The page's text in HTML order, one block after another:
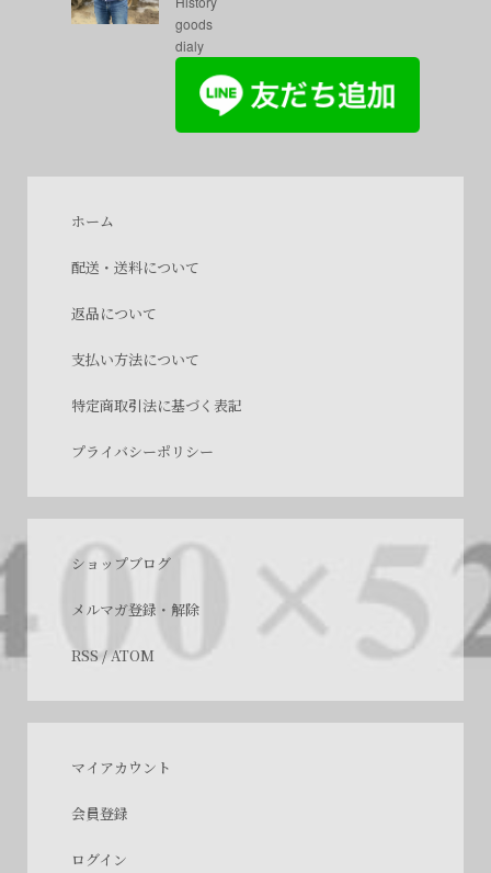
goods
dialy
ホーム
配送・送料について
返品について
支払い方法について
特定商取引法に基づく表記
プライバシーポリシー
ショップブログ
メルマガ登録・解除
RSS/ATOM
マイアカウント
会員登録
ログイン